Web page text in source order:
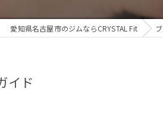
愛知県名古屋市のジムならCRYSTAL Fit
イド